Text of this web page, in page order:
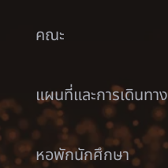
คณะ
แผนที่และการเดินทาง
หอพักนักศึกษา